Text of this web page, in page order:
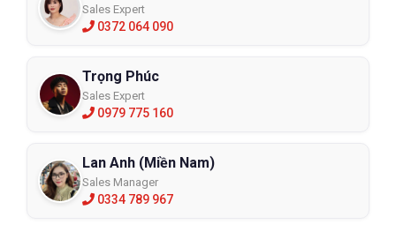
Sales Expert
0372 064 090
Trọng Phúc
Sales Expert
0979 775 160
Lan Anh (Miền Nam)
Sales Manager
0334 789 967